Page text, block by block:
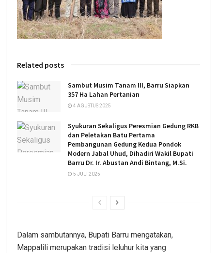
Related posts
Sambut Musim Tanam III, Barru Siapkan
357 Ha Lahan Pertanian
4 AGUSTUS 2025
Syukuran Sekaligus Peresmian Gedung RKB
dan Peletakan Batu Pertama
Pembangunan Gedung Kedua Pondok
Modern Jabal Uhud, Dihadiri Wakil Bupati
Barru Dr. Ir. Abustan Andi Bintang, M.Si.
5 JULI 2025
Dalam sambutannya, Bupati Barru mengatakan,
Mappalili merupakan tradisi leluhur kita yang